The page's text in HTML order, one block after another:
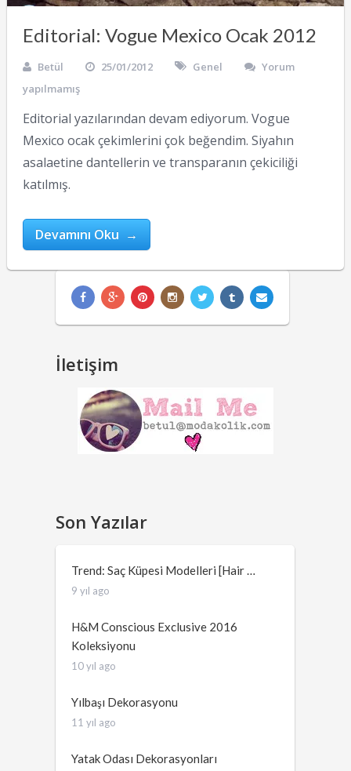
Editorial: Vogue Mexico Ocak 2012
Betül 25/01/2012 Genel
Yorum
yapılmamış
Editorial yazılarından devam ediyorum. Vogue
Mexico ocak çekimlerini çok beğendim. Siyahın
asalaetine dantellerin ve transparanın çekiciliği
katılmış.
Devamını Oku →
İletişim
Son Yazılar
Trend: Saç Küpesi Modelleri [Hair …
9 yıl ago
H&M Conscious Exclusive 2016
Koleksiyonu
10 yıl ago
Yılbaşı Dekorasyonu
11 yıl ago
Yatak Odası Dekorasyonları